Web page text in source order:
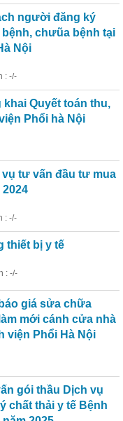
người đăng ký
chưũa bệnh tại
Nội
: -/-
khai Quyết toán thu,
Phổi hà Nội
vụ tư vấn đầu tư mua
2024
: -/-
thiết bịy tế
: -/-
giá sửa chữa
mới cánh cửa nhà
viện Phổi Hà Nội
gói thầu Dịch vụ
chất thảiy tế Bệnh